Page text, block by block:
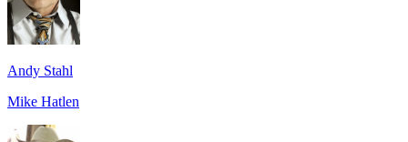
Andy Stahl
Mike Hatlen